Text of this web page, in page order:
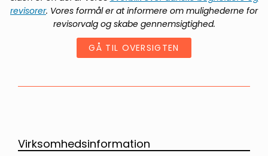
revisorer. Vores formål er at informere om mulighederne for
revisorvalg og skabe gennemsigtighed.
GÅ TIL OVERSIGTEN
Virksomhedsinformation